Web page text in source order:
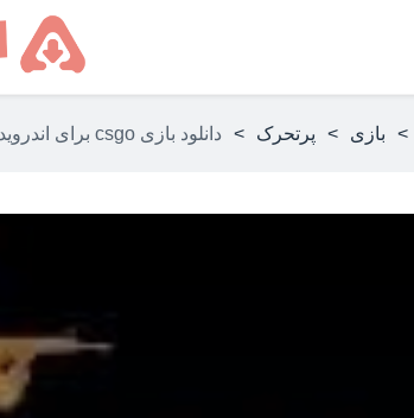
> بازی > پرتحرک > دانلود بازی csgo برای اندروید + دیتا